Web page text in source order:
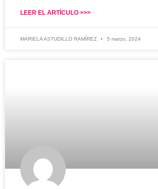
LEER EL ARTÍCULO >>>
MARIELA ASTUDILLO RAMÍREZ 5 marzo, 2024